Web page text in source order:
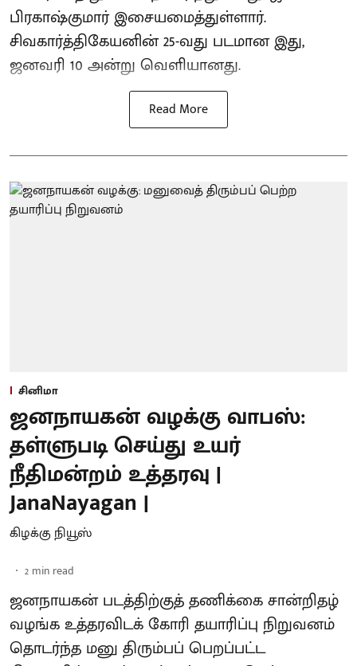
பிரகாஷ்குமார் இசையமைத்துள்ளார்.
சிவகார்த்திகேயனின் 25-வது படமான இது,
ஜனவரி 10 அன்று வெளியானது.
Read More
சினிமா
ஜனநாயகன் வழக்கு வாபஸ்:
தள்ளுபடி செய்து உயர்
நீதிமன்றம் உத்தரவு |
JanaNayagan |
கிழக்கு நியூஸ்
2 min read
ஜனநாயகன் படத்திற்குத் தணிக்கை சான்றிதழ்
வழங்க உத்தரவிடக் கோரி தயாரிப்பு நிறுவனம்
தொடர்ந்த மனு திரும்பப் பெறப்பட்ட